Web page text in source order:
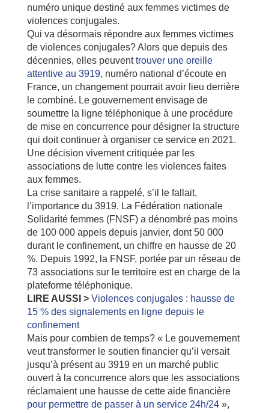
numéro unique destiné aux femmes victimes de
violences conjugales.
Qui va désormais répondre aux femmes victimes
de violences conjugales? Alors que depuis des
décennies, elles peuventtrouver une oreille
attentive au 3919, numéro national d’écoute en
France, un changement pourrait avoir lieu derrière
le combiné. Le gouvernement envisage de
soumettre la ligne téléphonique à une procédure
de mise en concurrence pour désigner la structure
qui doit continuer à organiser ce service en 2021.
Une décision vivement critiquée par les
associations de lutte contre les violences faites
aux femmes.
La crise sanitaire a rappelé, s’il le fallait,
l’importance du 3919. La Fédération nationale
Solidarité femmes (FNSF) a dénombré pas moins
de 100 000 appels depuis janvier, dont 50 000
durant le confinement, un chiffre en hausse de 20
%. Depuis 1992, la FNSF, portée par un réseau de
73 associations sur le territoire est en charge de la
plateforme téléphonique.
LIRE AUSSI > Violences conjugales : hausse de
15 % des signalements en ligne depuis le
confinement
Mais pour combien de temps? « Le gouvernement
veut transformer le soutien financier qu’il versait
jusqu’à présent au 3919 en un marché public
ouvert à la concurrence alors que les associations
réclamaient une hausse de cette aide financière
pour permettre de passer à un service 24h/24»,